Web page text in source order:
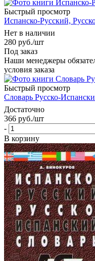
Быстрый просмотр
Испанско-Русский,
Нет в наличии
280 руб./шт
Под заказ
Наши менеджеры
условия заказа
Быстрый просмотр
Словарь Русско-
Достаточно
366 руб./шт
-
В корзину